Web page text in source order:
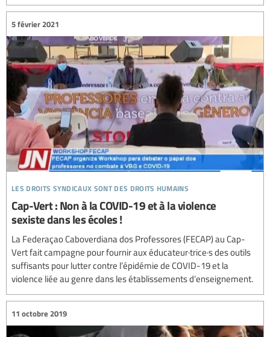
les droits syndicaux sont des droits humains
5 février 2021
Cap-Vert : Non à la COVID-19 et à la violence
sexiste dans les écoles !
La Federaçao Caboverdiana dos Professores (FECAP) au Cap-
Vert fait campagne pour fournir aux éducateur·trice·s des outils
suffisants pour lutter contre l’épidémie de COVID-19 et la
violence liée au genre dans les établissements d’enseignement.
11 octobre 2019